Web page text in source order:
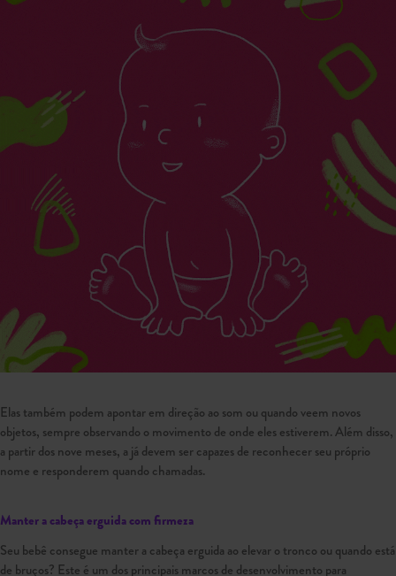
Elas também podem apontar em direção ao som ou quando veem novos
objetos, sempre observando o movimento de onde eles estiverem. Além disso,
a partir dos nove meses, a já devem ser capazes de reconhecer seu próprio
nome e responderem quando chamadas.
Manter a cabeça erguida com firmeza
Seu bebê consegue manter a cabeça erguida ao elevar o tronco ou quando está
de bruços? Este é um dos principais marcos de desenvolvimento para